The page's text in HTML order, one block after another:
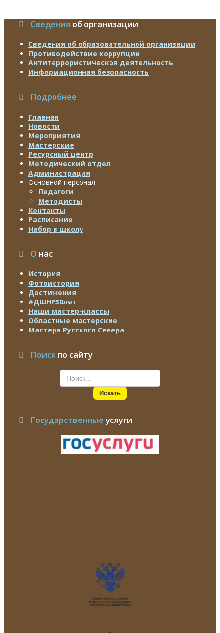
Сведения об организации
Сведения об образовательной организации
Противодействие коррупции
Антитеррористическая деятельность
Информационная безопасность
Подробнее
Главная
Новости
Мероприятия
Мастерские
Ресурсный центр
Методический отдел
Администрация
Основной персонал
Педагоги
Методисты
Контакты
Расписание
Набор в школу
О нас
История
Фотоистория
Достижения
#ДШНР30лет
Наши мастер-классы
Областные мастерские
Мастера Русского Севера
Поиск по сайту
Искать
Государственныеуслуги